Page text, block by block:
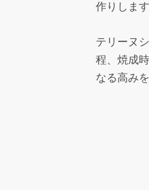
作りします
テリーヌ
程、焼成
なる高み